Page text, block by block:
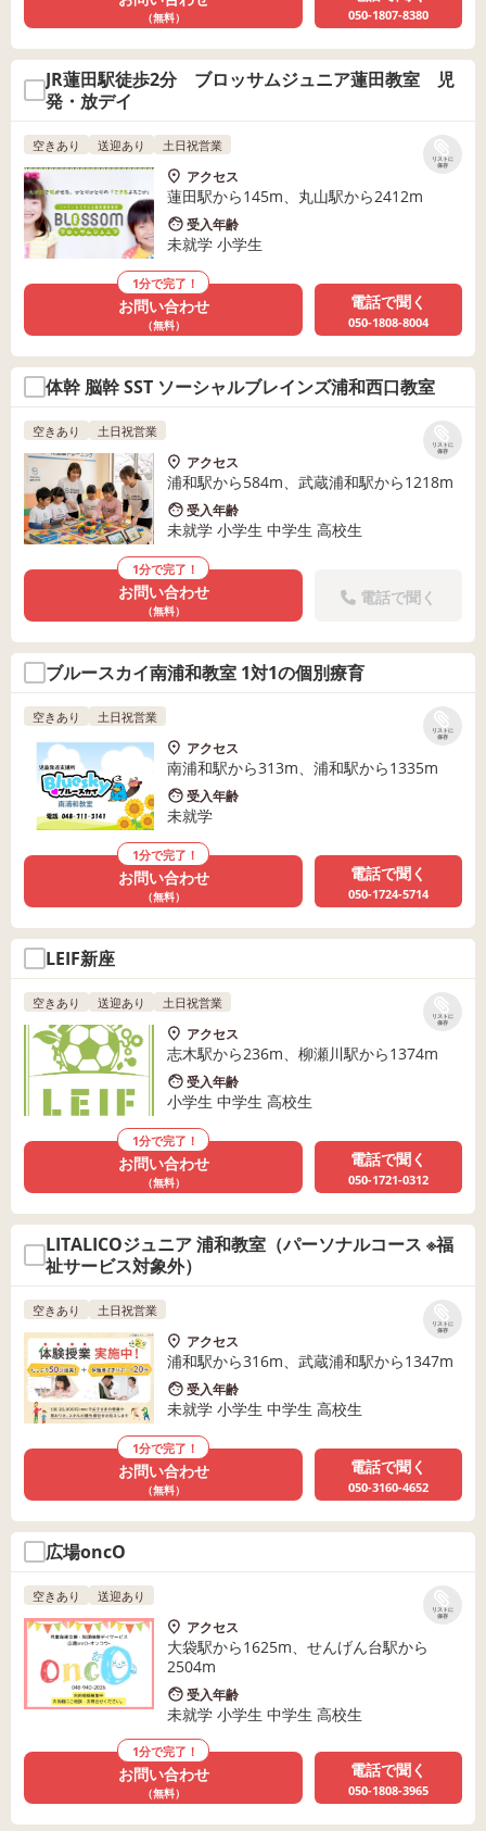
（無料） 050-1807-8380
JR蓮田駅徒歩2分 ブロッサムジュニア蓮田教室 児
発・放デイ
リストに
保存
空きあり 送迎あり 土日祝営業
アクセス
蓮田駅から145m、丸山駅から2412m
受入年齢
未就学 小学生
1分で完了！
お問い合わせ
（無料）
電話で聞く
050-1808-8004
体幹 脳幹 SST ソーシャルブレインズ浦和西口教室
リストに
保存
空きあり 土日祝営業
アクセス
浦和駅から584m、武蔵浦和駅から1218m
受入年齢
未就学 小学生 中学生 高校生
1分で完了！
お問い合わせ
（無料）
電話で聞く
ブルースカイ南浦和教室 1対1の個別療育
リストに
保存
空きあり 土日祝営業
アクセス
南浦和駅から313m、浦和駅から1335m
受入年齢
未就学
1分で完了！
お問い合わせ
（無料）
電話で聞く
050-1724-5714
LEIF新座
リストに
保存
空きあり 送迎あり 土日祝営業
アクセス
志木駅から236m、柳瀬川駅から1374m
受入年齢
小学生 中学生 高校生
1分で完了！
お問い合わせ
（無料）
電話で聞く
050-1721-0312
LITALICOジュニア 浦和教室（パーソナルコース ※福
祉サービス対象外）
リストに
保存
空きあり 土日祝営業
アクセス
浦和駅から316m、武蔵浦和駅から1347m
受入年齢
未就学 小学生 中学生 高校生
1分で完了！
お問い合わせ
（無料）
電話で聞く
050-3160-4652
広場oncO
リストに
保存
空きあり 送迎あり
アクセス
大袋駅から1625m、せんげん台駅から
2504m
受入年齢
未就学 小学生 中学生 高校生
1分で完了！
お問い合わせ
（無料）
電話で聞く
050-1808-3965